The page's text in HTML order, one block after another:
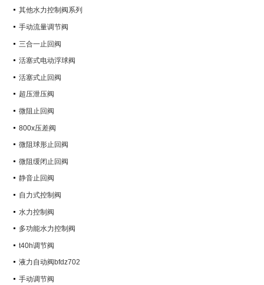
其他水力控制阀系列
手动流量调节阀
三合一止回阀
活塞式电动浮球阀
活塞式止回阀
超压泄压阀
微阻止回阀
800x压差阀
微阻球形止回阀
微阻缓闭止回阀
静音止回阀
自力式控制阀
水力控制阀
多功能水力控制阀
t40h调节阀
液力自动阀bfdz702
手动调节阀